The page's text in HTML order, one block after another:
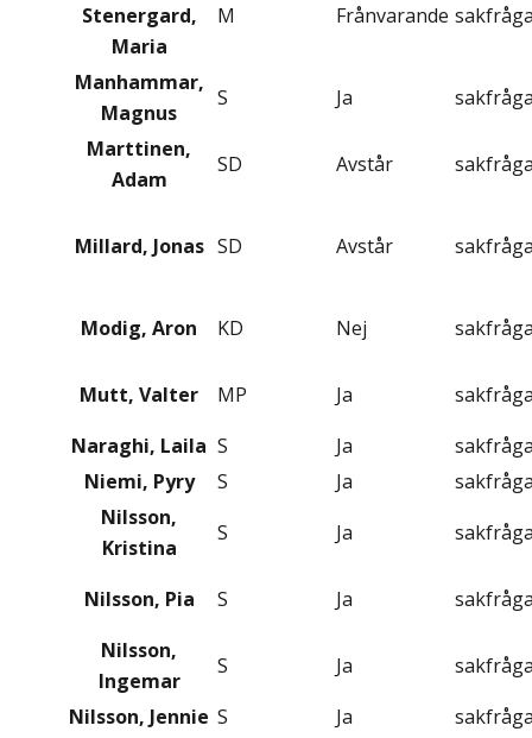
Stenergard,
Maria
M Frånvarande
Manhammar,
Magnus
S Ja
Marttinen,
Adam
SD Avstår
Millard, Jonas SD Avstår
Modig, Aron KD Nej
Mutt, Valter MP Ja
Naraghi, Laila S Ja
Niemi, Pyry
S Ja
Nilsson,
Kristina
S Ja
Nilsson, Pia S Ja
Nilsson,
Ingemar
S Ja
Nilsson, Jennie S Ja